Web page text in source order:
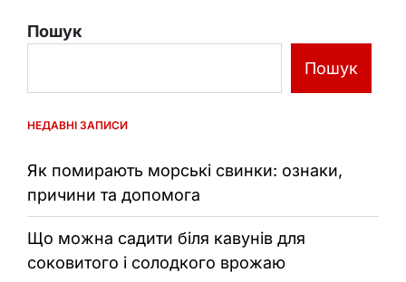
Пошук
Пошук
НЕДАВНІ ЗАПИСИ
Як помирають морські свинки: ознаки,
причини та допомога
Що можна садити біля кавунів для
соковитого і солодкого врожаю